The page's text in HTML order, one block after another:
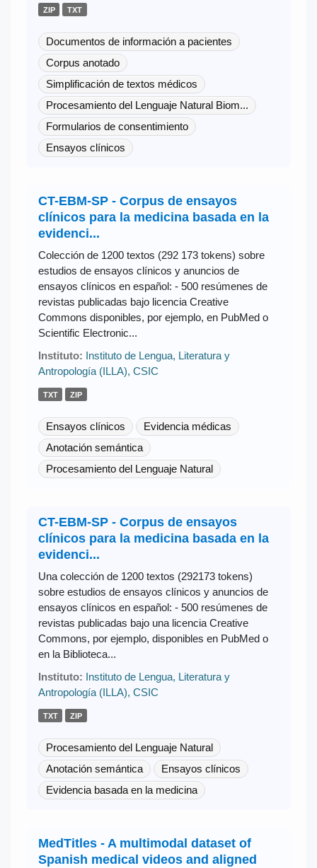
ZIP TXT
Documentos de información a pacientes
Corpus anotado
Simplificación de textos médicos
Procesamiento del Lenguaje Natural Biom...
Formularios de consentimiento
Ensayos clínicos
CT-EBM-SP - Corpus de ensayos
clínicos para la medicina basada en la
evidenci...
Colección de 1200 textos (292 173 tokens) sobre
estudios de ensayos clínicos y anuncios de
ensayos clínicos en español: - 500 resúmenes de
revistas publicadas bajo licencia Creative
Commons disponibles, por ejemplo, en PubMed o
Scientific Electronic...
Instituto: Instituto de Lengua, Literatura y
Antropología (ILLA), CSIC
TXT ZIP
Ensayos clínicos
Evidencia médicas
Anotación semántica
Procesamiento del Lenguaje Natural
CT-EBM-SP - Corpus de ensayos
clínicos para la medicina basada en la
evidenci...
Una colección de 1200 textos (292173 tokens)
sobre estudios de ensayos clínicos y anuncios de
ensayos clínicos en español: - 500 resúmenes de
revistas publicadas bajo una licencia Creative
Commons, por ejemplo, disponibles en PubMed o
en la Biblioteca...
Instituto: Instituto de Lengua, Literatura y
Antropología (ILLA), CSIC
TXT ZIP
Procesamiento del Lenguaje Natural
Anotación semántica
Ensayos clínicos
Evidencia basada en la medicina
MedTitles - A multimodal dataset of
Spanish medical videos and aligned